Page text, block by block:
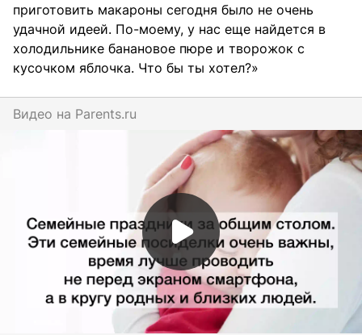
приготовить макароны сегодня было не очень
удачной идеей. По-моему, у нас еще найдется в
холодильнике банановое пюре и творожок с
кусочком яблочка. Что бы ты хотел?»
Видео на parents.ru